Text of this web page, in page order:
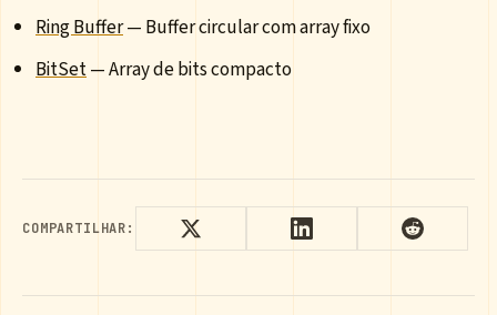
Ring Buffer— Buffer circular com array fixo
BitSet— Array de bits compacto
COMPARTILHAR: